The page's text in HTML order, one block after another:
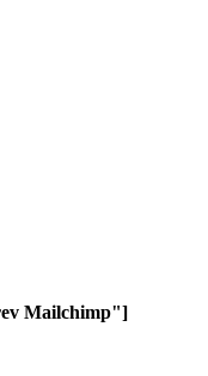
Mailchimp"]